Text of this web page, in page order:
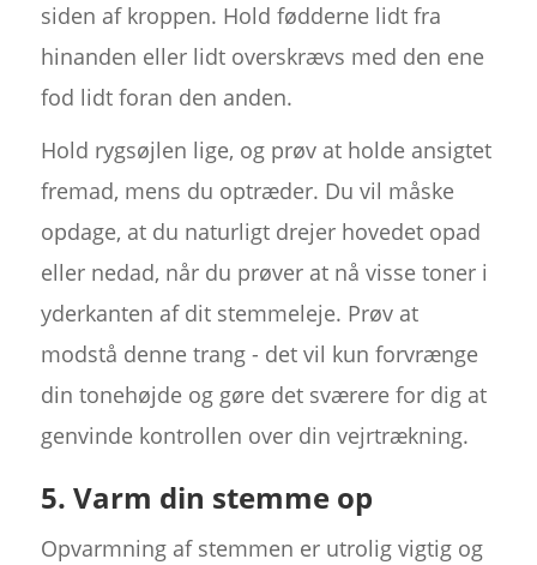
siden af kroppen. Hold fødderne lidt fra
hinanden eller lidt overskrævs med den ene
fod lidt foran den anden.
Hold rygsøjlen lige, og prøv at holde ansigtet
fremad, mens du optræder. Du vil måske
opdage, at du naturligt drejer hovedet opad
eller nedad, når du prøver at nå visse toner i
yderkanten af dit stemmeleje. Prøv at
modstå denne trang - det vil kun forvrænge
din tonehøjde og gøre det sværere for dig at
genvinde kontrollen over din vejrtrækning.
5. Varm din stemme op
Opvarmning af stemmen er utrolig vigtig og